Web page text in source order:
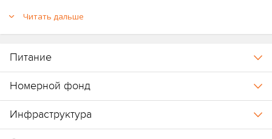
Читать дальше
Питание
Номерной фонд
Инфраструктура